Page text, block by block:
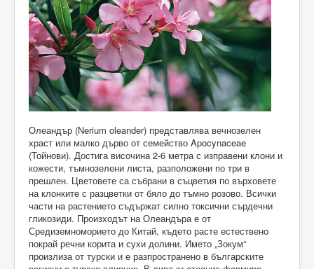
Олеандър (Nerium oleander) представлява вечнозелен
храст или малко дърво от семейство Apocynaceae
(Тойнови). Достига височина 2-6 метра с изправени клони и
кожести, тъмнозелени листа, разположени по три в
прешлен. Цветовете са събрани в съцветия по върховете
на клонките с разцветки от бяло до тъмно розово. Всички
части на растението съдържат силно токсични сърдечни
гликозиди. Произходът на Олеандъра е от
Средиземноморието до Китай, където расте естествено
покрай речни корита и сухи долини. Името „Зокум“
произлиза от турски и е разпространено в българските